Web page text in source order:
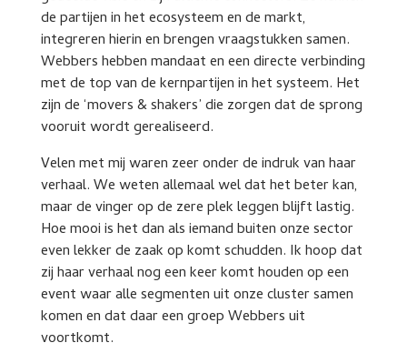
de partijen in het ecosysteem en de markt,
integreren hierin en brengen vraagstukken samen.
Webbers hebben mandaat en een directe verbinding
met de top van de kernpartijen in het systeem. Het
zijn de ‘movers & shakers’ die zorgen dat de sprong
vooruit wordt gerealiseerd.
Velen met mij waren zeer onder de indruk van haar
verhaal. We weten allemaal wel dat het beter kan,
maar de vinger op de zere plek leggen blijft lastig.
Hoe mooi is het dan als iemand buiten onze sector
even lekker de zaak op komt schudden. Ik hoop dat
zij haar verhaal nog een keer komt houden op een
event waar alle segmenten uit onze cluster samen
komen en dat daar een groep Webbers uit
voortkomt.